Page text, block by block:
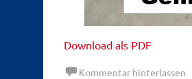
Download als PDF
Kommentar hinterlassen